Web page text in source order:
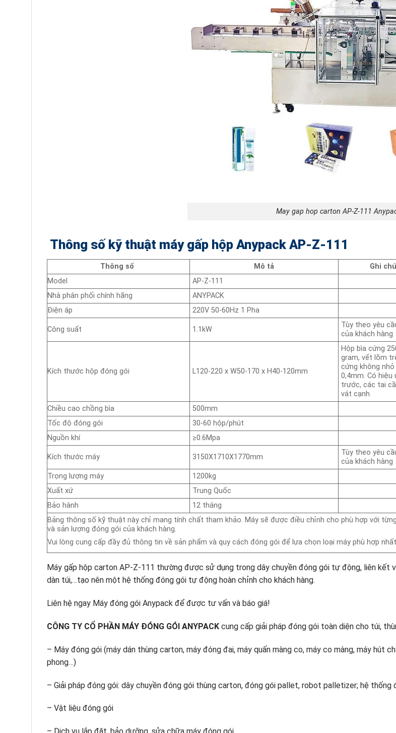
May gap hop carton AP-Z-111
Thông số kỹ thuật máy gấp hộp Anypack AP-Z-111
Thông số Mô tả
Ghi chú
Model
AP-Z-111
Nhà phân phối chính hãng
ANYPACK
Điện áp
220V 50-60Hz 1 Pha
Công suất 1.1kW
Tùy theo yêu
của khách hàng
Kích thước hộp đóng gói L120-220 x W50-170 x H40-120mm
Hộp bìa cứng
gram, vết lõm
cứng không nhỏ
0,4mm. Có hiệu
trước, các tai
vát cạnh
Chiều cao chồng bìa
500mm
Tốc độ đóng gói
30-60 hộp/phút
Nguồn khí
≥0.6Mpa
Kích thước máy 3150X1710X1770mm
Tùy theo yêu
của khách hàng
Trọng lượng máy
1200kg
Xuất xứ
Trung Quốc
Bảo hành
12 tháng
Bảng thông số kỹ thuật này chỉ mang tính chất tham khảo. Máy sẽ được điều chỉnh cho phù hợp với
và sản lượng đóng gói của khách hàng.
Vui lòng cung cấp đầy đủ thông tin về sản phẩm và quy cách đóng gói để lựa chọn loại máy phù hợp
Máy gấp hộp carton AP-Z-111 thường được sử dụng trong dây chuyền đóng gói tự động, liên kết
dàn túi,…tạo nên một hệ thống đóng gói tự động hoàn chỉnh cho khách hàng.
Liên hệ ngay Máy đóng gói Anypack để được tư vấn và báo giá!
CÔNG TY CỔ PHẦN MÁY ĐÓNG GÓI ANYPACK cung cấp giải pháp đóng gói toàn diện cho túi,
– Máy đóng gói (máy dán thùng carton, máy đóng đai, máy quấn màng co, máy co màng, máy hút
phong…)
– Giải pháp đóng gói: dây chuyền đóng gói thùng carton, đóng gói pallet, robot palletizer; hệ
– Vật liệu đóng gói